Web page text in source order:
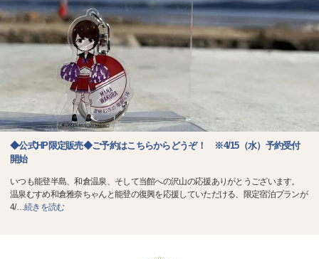
◆公式HP限定販売◆ご予約はこちらからどうぞ！ ※4/15（水）予約受付
開始
いつも能登半島、和倉温泉、そして当館への沢山の応援ありがとうございます。
温泉むすめ和倉雅奈ちゃんと能登の復興を応援していただける、限定宿泊プランが
4/…続きを読む